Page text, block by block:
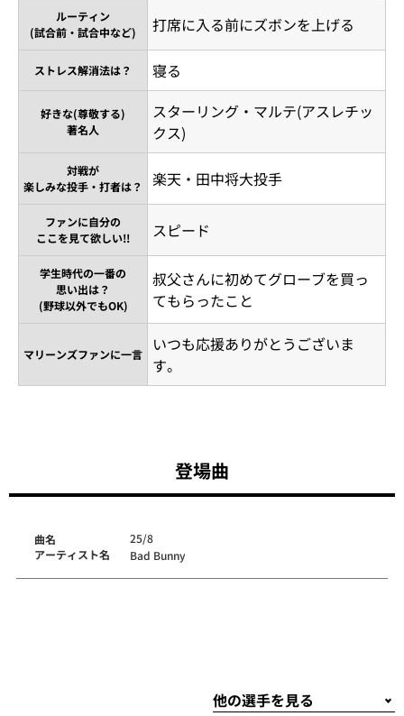
ルーティン
(試合前・試合中など)
打席に入る前にズボンを上げる
ストレス解消法は？ 寝る
好きな(尊敬する)
著名人
スターリング・マルテ(アスレチッ
クス)
対戦が
楽しみな投手・打者は？
楽天・田中将大投手
ファンに自分の
ここを見て欲しい!!
スピード
学生時代の一番の
思い出は？
(野球以外でもOK)
叔父さんに初めてグローブを買っ
てもらったこと
マリーンズファンに一言
いつも応援ありがとうございま
す。
登場曲
曲名
アーティスト名
25/8
Bad Bunny